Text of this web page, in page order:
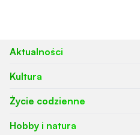
Aktualności
Kultura
Życie codzienne
Hobby i natura